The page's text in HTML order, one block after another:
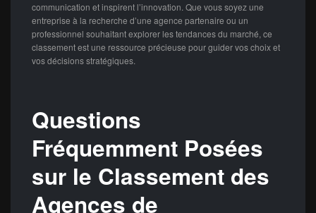
communication et inspirent l’innovation. Que vous soyez une
entreprise à la recherche d’une agence partenaire ou un
professionnel souhaitant explorer les tendances du marché, ce
classement est une ressource précieuse pour guider vos choix et
vos décisions stratégiques.
Questions
Fréquemment Posées
sur le Classement des
Agences de